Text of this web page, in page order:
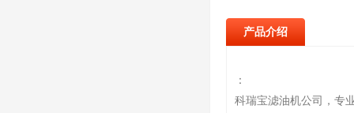
产品介绍
：
科瑞宝滤油机公司，专